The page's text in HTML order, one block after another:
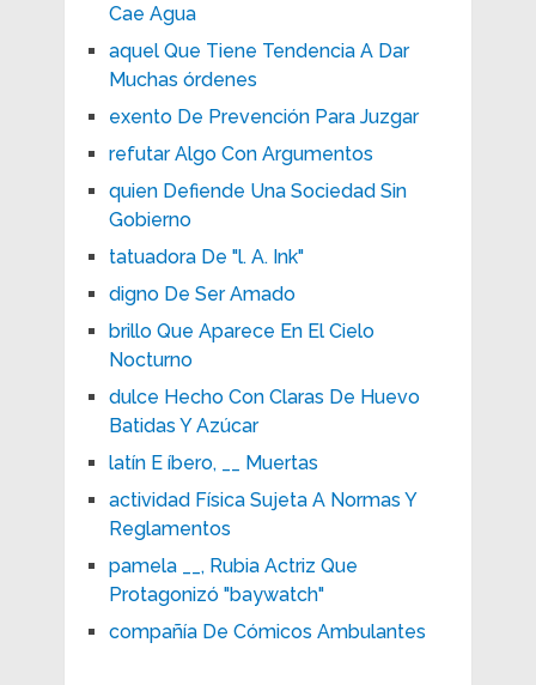
Cae Agua
aquel Que Tiene Tendencia A Dar
Muchas órdenes
exento De Prevención Para Juzgar
refutar Algo Con Argumentos
quien Defiende Una Sociedad Sin
Gobierno
tatuadora De "l. A. Ink"
digno De Ser Amado
brillo Que Aparece En El Cielo
Nocturno
dulce Hecho Con Claras De Huevo
Batidas Y Azúcar
latín E íbero, __ Muertas
actividad Física Sujeta A Normas Y
Reglamentos
pamela __, Rubia Actriz Que
Protagonizó "baywatch"
compañía De Cómicos Ambulantes